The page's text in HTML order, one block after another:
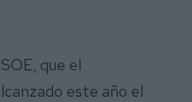
que el
este año el